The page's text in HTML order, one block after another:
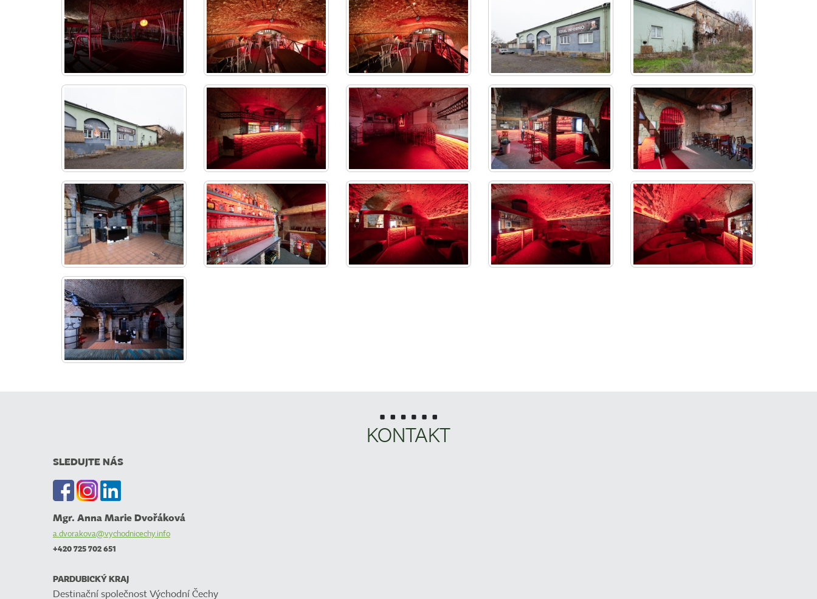
KONTAKT
SLEDUJTE NÁS
Mgr. Anna Marie Dvořáková
a.dvorakova@vychodnicechy.info
+420 725 702 651
PARDUBICKÝ KRAJ
Destinační společnost Východní Čechy